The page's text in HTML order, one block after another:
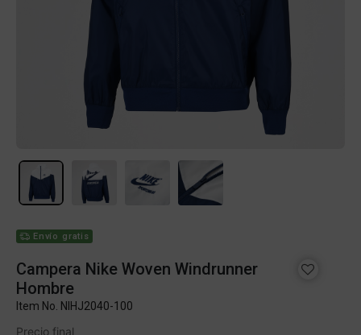
Envío gratis
Campera Nike Woven Windrunner
Hombre
Item No. NIHJ2040-100
Precio final